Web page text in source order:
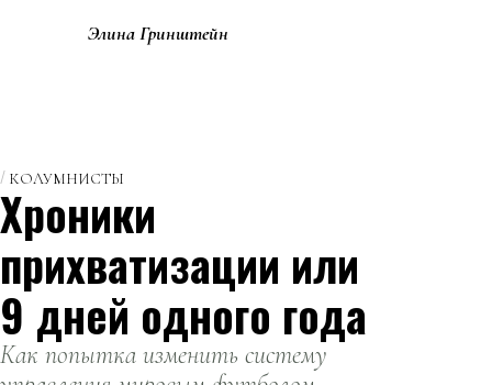
Элина Гринштейн
КОЛУМНИСТЫ
Хроники
прихватизации или
9 дней одного года
Как попытка изменить систему